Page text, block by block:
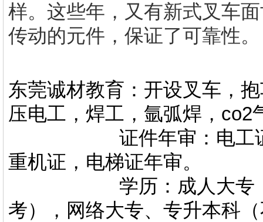
样。这些年，又有新式叉车
传动的元件，保证了可靠性。
东莞诚材教育：开设叉车，
压电工，焊工，氩弧焊，co2
证件年审：电工证，
重机证，电梯证年审。
学历：成人大专，专
考），网络大专、专升本科